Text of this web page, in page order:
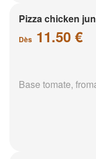
Pizza chicken
Dès 11.50 €
Base tomate,